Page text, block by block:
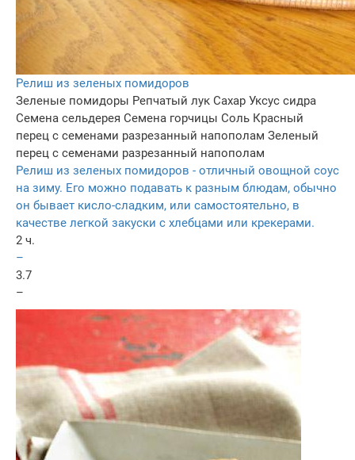
Релиш из зеленых помидоров
Зеленые помидоры Репчатый лук Сахар Уксус сидра
Семена сельдерея Семена горчицы Соль Красный
перец с семенами разрезанный напополам Зеленый
перец с семенами разрезанный напополам
Релиш из зеленых помидоров - отличный овощной соус
на зиму. Его можно подавать к разным блюдам, обычно
он бывает кисло-сладким, или самостоятельно, в
качестве легкой закуски с хлебцами или крекерами.
2 ч.
–
3.7
–